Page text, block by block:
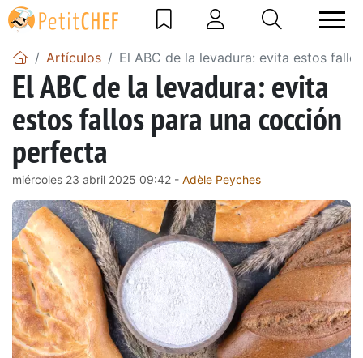
Artículos El ABC de la levadura: evita estos
El ABC de la levadura: evita
estos fallos para una cocción
perfecta
miércoles 23 abril 2025 09:42 - Adèle Peyches